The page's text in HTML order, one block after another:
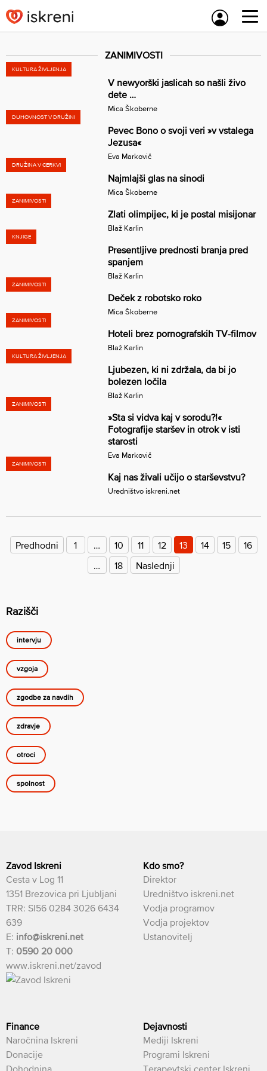
to
content
ZANIMIVOSTI
KULTURA ŽIVLJENJA
V newyorški jaslicah so našli živo
dete …
Mica Škoberne
DUHOVNOST V DRUŽINI
Pevec Bono o svoji veri »v vstalega
Jezusa«
Eva Markovič
DRUŽINA V CERKVI
Najmlajši glas na sinodi
Mica Škoberne
ZANIMIVOSTI
Zlati olimpijec, ki je postal misijonar
Blaž Karlin
KNJIGE
Presentljive prednosti branja pred
spanjem
Blaž Karlin
ZANIMIVOSTI
Deček z robotsko roko
Mica Škoberne
ZANIMIVOSTI
Hoteli brez pornografskih TV-filmov
Blaž Karlin
KULTURA ŽIVLJENJA
Ljubezen, ki ni zdržala, da bi jo
bolezen ločila
Blaž Karlin
ZANIMIVOSTI
»Sta si vidva kaj v sorodu?!«
Fotografije staršev in otrok v isti
starosti
Eva Markovič
ZANIMIVOSTI
Kaj nas živali učijo o starševstvu?
Uredništvo iskreni.net
prispevkov
Predhodni 1 10 11 12 13 14 15
16
18 Naslednji
Razišči
intervju
vzgoja
zgodbe za navdih
zdravje
otroci
spolnost
Zavod Iskreni
Cesta v Log 11
1351 Brezovica pri Ljubljani
TRR: SI56 0284 3026 6434
639
E: info@iskreni.net
T: 0590 20 000
www.iskreni.net/zavod
Kdo smo?
Direktor
Uredništvo iskreni.net
Vodja programov
Vodja projektov
Ustanovitelj
Finance
Naročnina Iskreni
Donacije
Dohodnina
Dejavnosti
Mediji Iskreni
Programi Iskreni
Terapevtski center Iskreni